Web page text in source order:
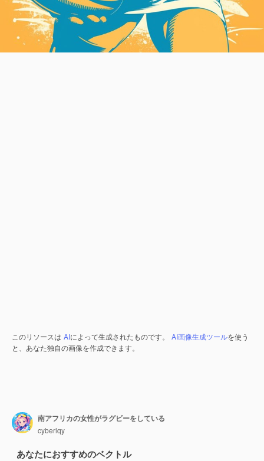
このリソースは AIによって生成されたものです。 AI画像生成ツールを使う
と、あなた独自の画像を作成できます。
南アフリカの女性がラグビーをしている
cyberlqy
あなたにおすすめのベクトル